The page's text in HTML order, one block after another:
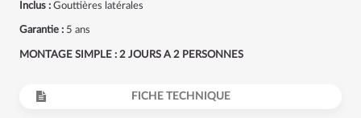
Inclus : Gouttières latérales
Garantie : 5 ans
MONTAGE SIMPLE : 2 JOURS A 2 PERSONNES
FICHE TECHNIQUE